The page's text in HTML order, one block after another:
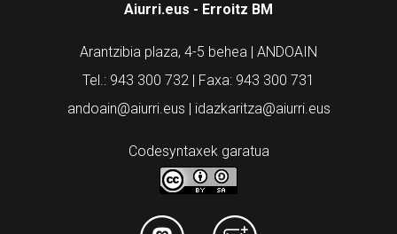
Aiurri.eus - Erroitz BM
Arantzibia plaza, 4-5 behea | ANDOAIN
Tel.: 943 300 732 | Faxa: 943 300 731
andoain@aiurri.eus | idazkaritza@aiurri.eus
Codesyntaxek garatua